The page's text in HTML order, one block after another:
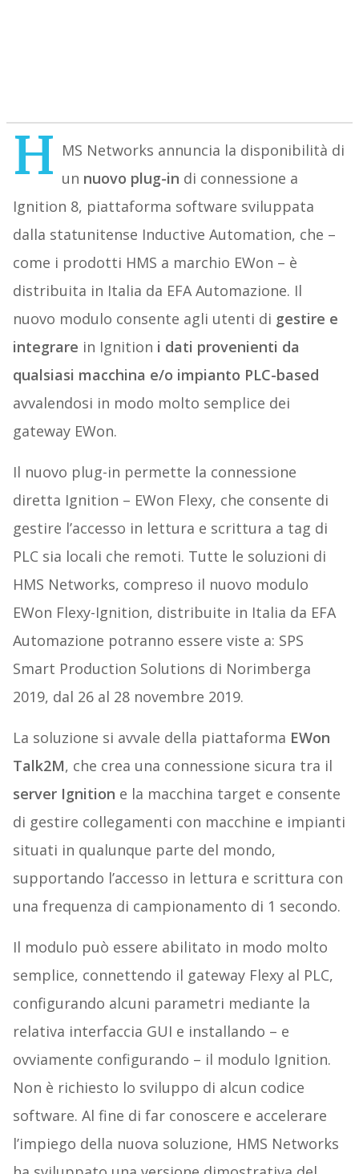
H MS Networks annuncia la disponibilità di
un nuovo plug-in di connessione a
Ignition 8, piattaforma software sviluppata
dalla statunitense Inductive Automation, che –
come i prodotti HMS a marchio EWon – è
distribuita in Italia da EFA Automazione. Il
nuovo modulo consente agli utenti di gestire e
integrare in Ignition i dati provenienti da
qualsiasi macchina e/o impianto PLC-based
avvalendosi in modo molto semplice dei
gateway EWon.
Il nuovo plug-in permette la connessione
diretta Ignition – EWon Flexy, che consente di
gestire l’accesso in lettura e scrittura a tag di
PLC sia locali che remoti. Tutte le soluzioni di
HMS Networks, compreso il nuovo modulo
EWon Flexy-Ignition, distribuite in Italia da EFA
Automazione potranno essere viste a: SPS
Smart Production Solutions di Norimberga
2019, dal 26 al 28 novembre 2019.
La soluzione si avvale della piattaforma EWon
Talk2M, che crea una connessione sicura tra il
server Ignition e la macchina target e consente
di gestire collegamenti con macchine e impianti
situati in qualunque parte del mondo,
supportando l’accesso in lettura e scrittura con
una frequenza di campionamento di 1 secondo.
Il modulo può essere abilitato in modo molto
semplice, connettendo il gateway Flexy al PLC,
configurando alcuni parametri mediante la
relativa interfaccia GUI e installando – e
ovviamente configurando – il modulo Ignition.
Non è richiesto lo sviluppo di alcun codice
software. Al fine di far conoscere e accelerare
l’impiego della nuova soluzione, HMS Networks